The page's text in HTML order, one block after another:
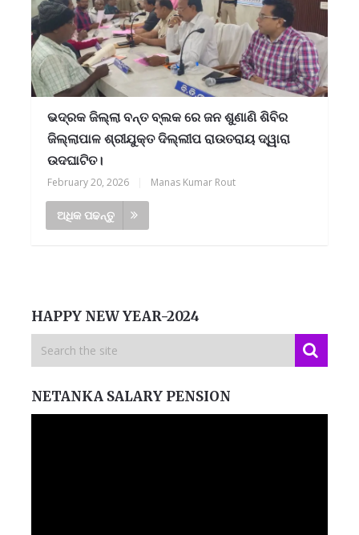
ଭଦ୍ରକ ଜିଲ୍ଲା ବନ୍ତ ବ୍ଲକ ରେ ଜନ ଶୁଣାଣି ଶିବିର
ଜିଲ୍ଲାପାଳ ଶ୍ରୀଯୁକ୍ତ ଦିଲ୍ଲୀପ ରାଉତରାୟ ଦ୍ୱାରା
ଉଦଘାଟିତ।
February 20, 2026 Manas Kumar Rout
ଅଧିକ ପଢନ୍ତୁ
HAPPY NEW YEAR-2024
NETANKA SALARY PENSION